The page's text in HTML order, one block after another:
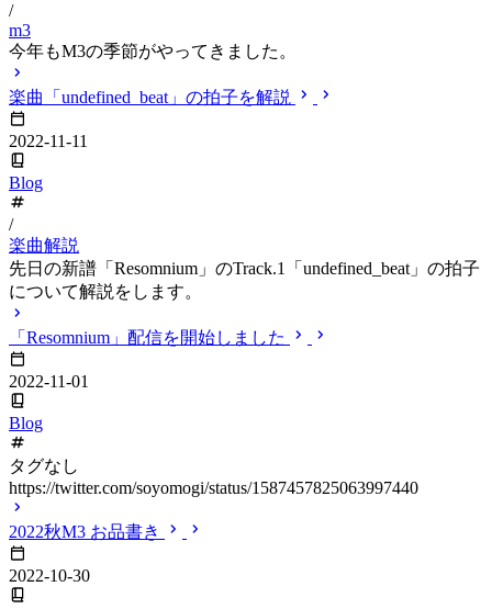
/
m3
今年もM3の季節がやってきました。
楽曲「undefined_beat」の拍子を解説
2022-11-11
Blog
/
楽曲解説
先日の新譜「Resomnium」のTrack.1「undefined_beat」の拍子
について解説をします。
「Resomnium」配信を開始しました
2022-11-01
Blog
タグなし
https://twitter.com/soyomogi/status/1587457825063997440
2022秋M3 お品書き
2022-10-30